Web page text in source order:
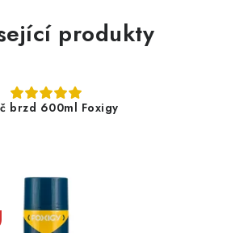
produkty
brzd 600ml Foxigy